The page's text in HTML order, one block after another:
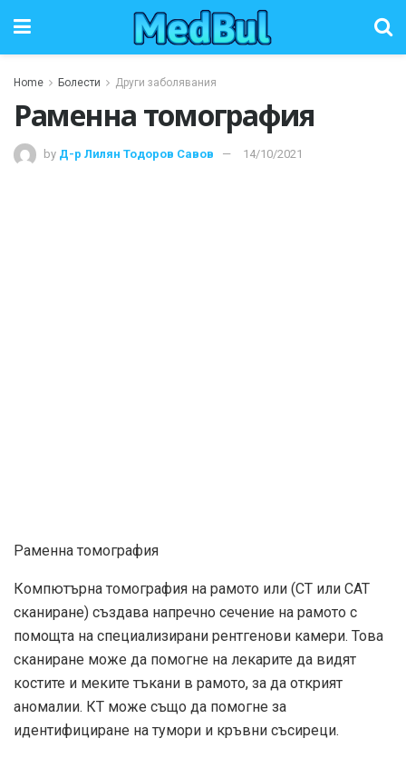
Home Болести Други заболявания
Раменна томография
by Д-р Лилян Тодоров Савов 14/10/2021
Раменна томография
Компютърна томография на рамото или (CT или CAT
сканиране) създава напречно сечение на рамото с
помощта на специализирани рентгенови камери. Това
сканиране може да помогне на лекарите да видят
костите и меките тъкани в рамото, за да открият
аномалии. КТ може също да помогне за
идентифициране на тумори и кръвни съсиреци.